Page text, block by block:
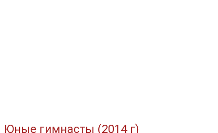
Юные гимнасты (2014 г)